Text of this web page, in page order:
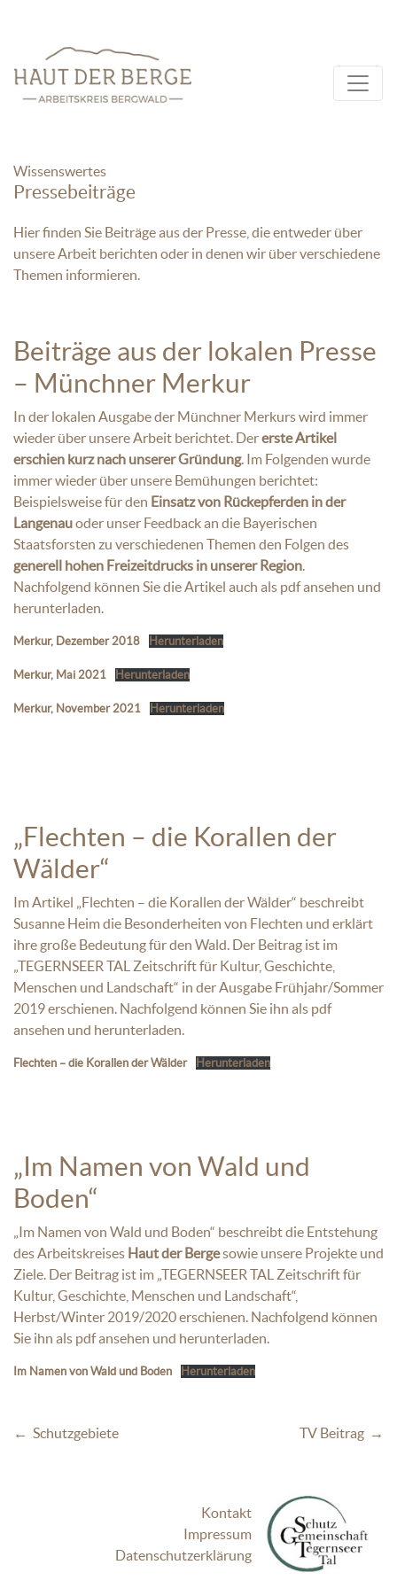
Wissenswertes
Pressebeiträge
Hier finden Sie Beiträge aus der Presse, die entweder über
unsere Arbeit berichten oder in denen wir über verschiedene
Themen informieren.
Beiträge aus der lokalen Presse
– Münchner Merkur
In der lokalen Ausgabe der Münchner Merkurs wird immer
wieder über unsere Arbeit berichtet. Dererste Artikel
erschien kurz nach unserer Gründung. Im Folgenden wurde
immer wieder über unsere Bemühungen berichtet:
Beispielsweise für den Einsatz von Rückepferden in der
Langenauoder unser Feedback an die Bayerischen
Staatsforsten zu verschiedenen Themen den Folgen des
generell hohen Freizeitdrucks in unserer Region.
Nachfolgend können Sie die Artikel auch als pdf ansehen und
herunterladen.
Merkur, Dezember 2018 Herunterladen
Merkur, Mai 2021 Herunterladen
Merkur, November 2021 Herunterladen
„Flechten – die Korallen der
Wälder“
Im Artikel „Flechten – die Korallen der Wälder“ beschreibt
Susanne Heim die Besonderheiten von Flechten und erklärt
ihre große Bedeutung für den Wald. Der Beitrag ist im
„TEGERNSEER TAL Zeitschrift für Kultur, Geschichte,
Menschen und Landschaft“ in der Ausgabe Frühjahr/Sommer
2019 erschienen. Nachfolgend können Sie ihn als pdf
ansehen und herunterladen.
Flechten – die Korallen der Wälder Herunterladen
„Im Namen von Wald und
Boden“
„Im Namen von Wald und Boden“ beschreibt die Entstehung
des Arbeitskreises Haut der Bergesowie unsere Projekte und
Ziele. Der Beitrag ist im „TEGERNSEER TAL Zeitschrift für
Kultur, Geschichte, Menschen und Landschaft“,
Herbst/Winter 2019/2020 erschienen. Nachfolgend können
Sie ihn als pdf ansehen und herunterladen.
Im Namen von Wald und Boden Herunterladen
Beitrags-Navigation
← Schutzgebiete TV Beitrag →
Kontakt
Impressum
Datenschutzerklärung